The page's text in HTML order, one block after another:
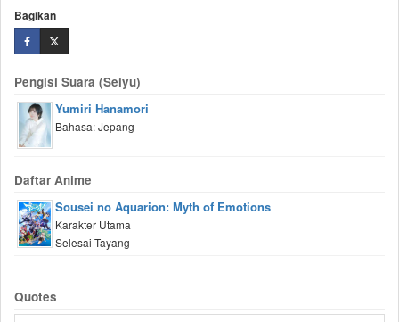
Bagikan
Pengisi Suara (Seiyu)
Yumiri Hanamori
Bahasa: Jepang
Daftar Anime
Sousei no Aquarion: Myth of Emotions
Karakter Utama
Selesai Tayang
Quotes